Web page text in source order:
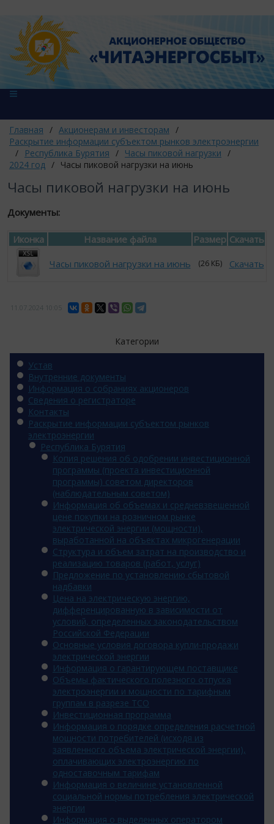
Главная / Акционерам и инвесторам /
Раскрытие информации субъектом рынков электроэнергии
/
Республика Бурятия / Часы пиковой нагрузки /
2024 год / Часы пиковой нагрузки на июнь
Часы пиковой нагрузки на июнь
Документы:
Иконка Название файла Размер Скачать
Часы пиковой нагрузки на июнь
(26 КБ) Скачать
Категории
Устав
Внутренние документы
Информация о собраниях акционеров
Сведения о регистраторе
Контакты
Раскрытие информации субъектом рынков
электроэнергии
Республика Бурятия
Копия решения об одобрении инвестиционной
программы (проекта инвестиционной
программы) советом директоров
(наблюдательным советом)
Информация об объемах и средневзвешенной
цене покупки на розничном рынке
электрической энергии (мощности),
выработанной на объектах микрогенерации
Структура и объем затрат на производство и
реализацию товаров (работ, услуг)
Предложение по установлению сбытовой
надбавки
Цена на электрическую энергию,
дифференцированную в зависимости от
условий, определенных законодательством
Российской Федерации
Основные условия договора купли-продажи
электрической энергии
Информация о гарантирующем поставщике
Объемы фактического полезного отпуска
электроэнергии и мощности по тарифным
группам в разрезе ТСО
Инвестиционная программа
Информация о порядке определения расчетной
мощности потребителей (исходя из
заявленного объема электрической энергии),
оплачивающих электроэнергию по
одноставочным тарифам
Информация о величине установленной
социальной нормы потребления электрической
энергии
Информация о выделенных оператором